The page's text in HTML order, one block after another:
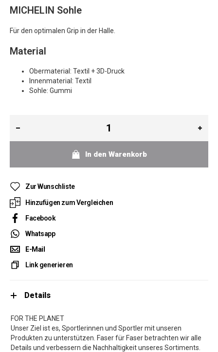
MICHELIN Sohle
Für den optimalen Grip in der Halle.
Material
Obermaterial: Textil + 3D-Druck
Innenmaterial: Textil
Sohle: Gummi
In den Warenkorb
Zur Wunschliste
Hinzufügen zum Vergleichen
Facebook
Whatsapp
E-Mail
Link generieren
Details
FOR THE PLANET
Unser Ziel ist es, Sportlerinnen und Sportler mit unseren
Produkten zu unterstützen. Faser für Faser betrachten wir alle
Details und verbessern die Nachhaltigkeit unseres Sortiments.